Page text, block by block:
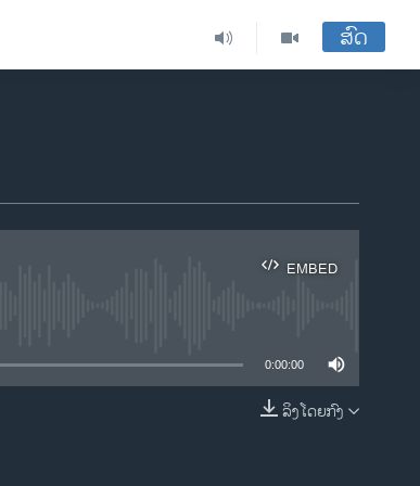
ສົດ
EMBED
EMBED
0:00:00
ລິງໂດຍກົງ